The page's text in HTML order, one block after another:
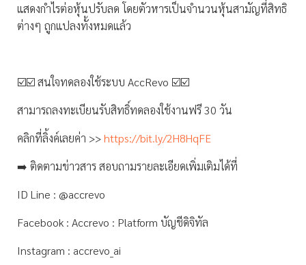
แสดงกำไรต่อหุ้นปรับลด โดยตัวหารเป็นจำนวนหุ้นสามัญที่สิทธิ
ต่างๆ ถูกแปลงทั้งหมดแล้ว
☑️☑️ สนใจทดลองใช้ระบบ AccRevo ☑️☑️
สามารถลงทะเบียนรับสิทธิ์ทดลองใช้งานฟรี 30 วัน
คลิกที่ลิ้งค์เลยค่า >>https://bit.ly/2H8HqFE
➡️ ติดตามข่าวสาร สอบถามรายละเอียดเพิ่มเติมได้ที่
ID Line : @accrevo
Facebook : Accrevo : Platform บัญชีดิจิทัล
Instagram : accrevo_ai